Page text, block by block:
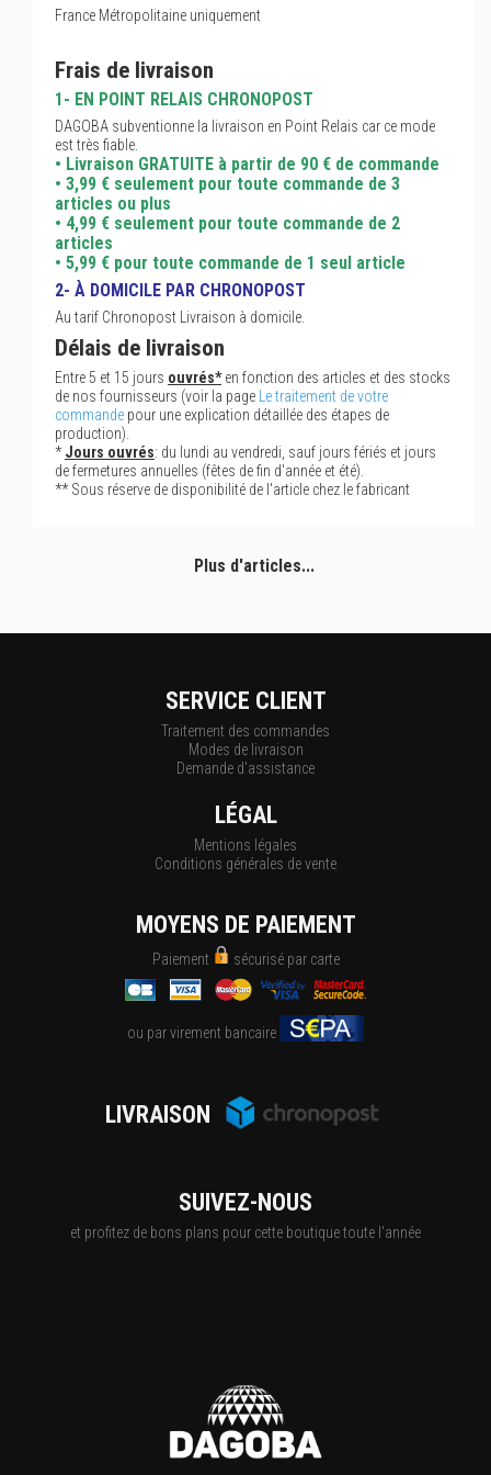
France Métropolitaine uniquement
Frais de livraison
1- EN POINT RELAIS CHRONOPOST
DAGOBA subventionne la livraison en Point Relais car ce mode
est très fiable.
• Livraison GRATUITE à partir de 90 € de commande
• 3,99 € seulement pour toute commande de 3
articles ou plus
• 4,99 € seulement pour toute commande de 2
articles
• 5,99 € pour toute commande de 1 seul article
2- À DOMICILE PAR CHRONOPOST
Au tarif Chronopost Livraison à domicile.
Délais de livraison
Entre 5 et 15 jours ouvrés*en fonction des articles et des stocks
de nos fournisseurs (voir la page
Le traitement de votre
commande pour une explication détaillée des étapes de
production).
*Jours ouvrés: du lundi au vendredi, sauf jours fériés et jours
de fermetures annuelles (fêtes de fin d'année et été).
** Sous réserve de disponibilité de l'article chez le fabricant
Plus d'articles...
SERVICE CLIENT
Traitement des commandes
Modes de livraison
Demande d'assistance
LÉGAL
Mentions légales
Conditions générales de vente
MOYENS DE PAIEMENT
Paiement sécurisé par carte
ou par virement bancaire
LIVRAISON
SUIVEZ-NOUS
et profitez de bons plans pour cette boutique toute l'année